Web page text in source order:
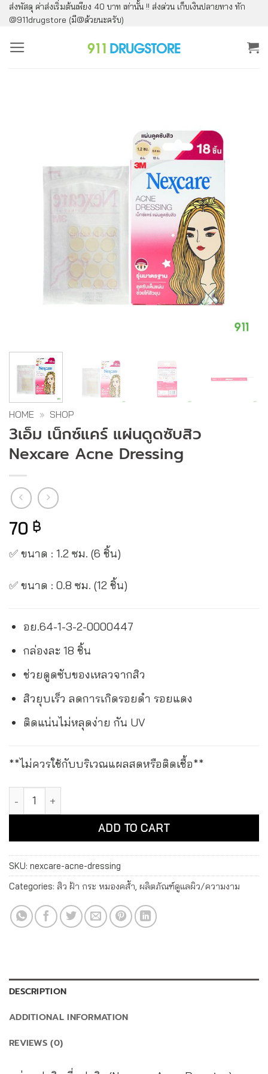
ข้าม
ไป
ยัง
ส่งพัสดุ ค่าส่งเริ่มต้นเพียง 40 บาท เท่านั้น !! ส่งด่วน เก็บเงินปลายทาง ทัก
@911drugstore (มี@ด้วยนะครับ)
HOME » SHOP
3เอ็ม เน็กซ์แคร์ แผ่นดูดซับสิว
Nexcare Acne Dressing
70 ฿
✅ ขนาด : 1.2 ซม. (6 ชิ้น)
✅ ขนาด : 0.8 ซม. (12 ชิ้น)
อย.64-1-3-2-0000447
กล่องละ 18 ชิ้น
ช่วยดูดซับของเหลวจากสิว
สิวยุบเร็ว ลดการเกิดรอยดำ รอยแดง
ติดแน่นไม่หลุดง่าย กัน UV
**ไม่ควรใช้กับบริเวณแผลสดหรือติดเชื้อ**
3เอ็ม เน็กซ์แคร์ แผ่นดูดซับสิว Nexcare Acne Dressing quantity
ADD TO CART
Alternative:
SKU: nexcare-acne-dressing
Categories: สิว ฝ้า กระ หมองคล้ำ, ผลิตภัณฑ์ดูแลผิว/ความงาม
DESCRIPTION
ADDITIONAL INFORMATION
REVIEWS (0)